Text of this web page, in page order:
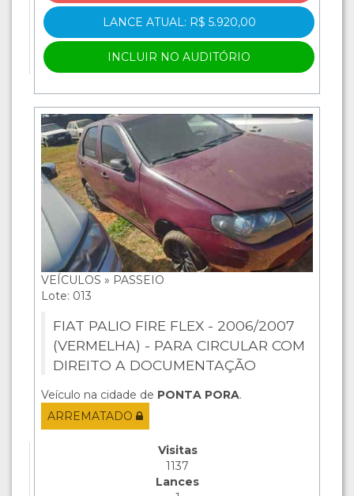
LANCE ATUAL: R$ 5.920,00
INCLUIR NO AUDITÓRIO
VEÍCULOS » PASSEIO
Lote: 013
FIAT PALIO FIRE FLEX - 2006/2007
(VERMELHA) - PARA CIRCULAR COM
DIREITO A DOCUMENTAÇÃO
Veículo na cidade de PONTA PORA.
ARREMATADO
Visitas
1137
Lances